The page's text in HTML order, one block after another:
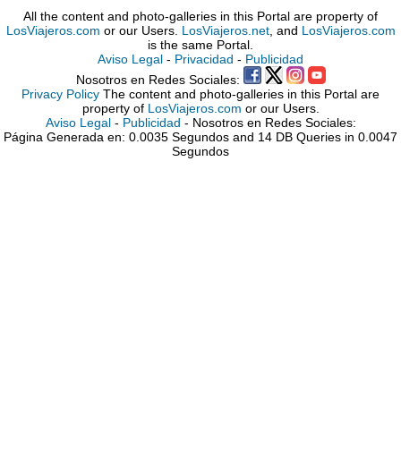
All the content and photo-galleries in this Portal are property of
LosViajeros.com or our Users. LosViajeros.net, and LosViajeros.com
is the same Portal.
Aviso Legal - Privacidad - Publicidad
Nosotros en Redes Sociales:
Privacy Policy The content and photo-galleries in this Portal are
property of LosViajeros.com or our Users.
Aviso Legal- Publicidad - Nosotros en Redes Sociales:
Página Generada en: 0.0035 Segundos and 14 DB Queries in 0.0047
Segundos